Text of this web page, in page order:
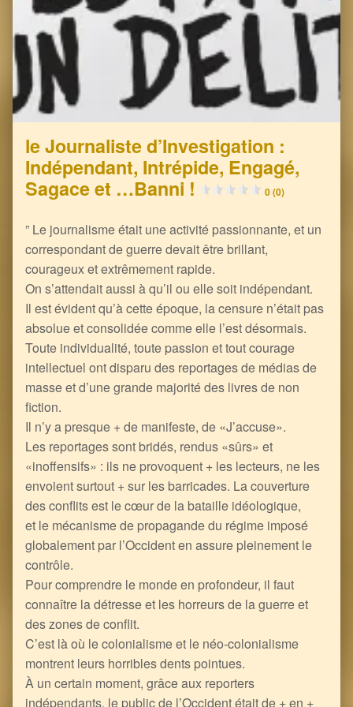
le Journaliste d’Investigation :
Indépendant, Intrépide, Engagé,
Sagace et …Banni !
0 (0)
” Le journalisme était une activité passionnante, et un
correspondant de guerre devait être brillant,
courageux et extrêmement rapide.
On s’attendait aussi à qu’il ou elle soit indépendant.
Il est évident qu’à cette époque, la censure n’était pas
absolue et consolidée comme elle l’est désormais.
Toute individualité, toute passion et tout courage
intellectuel ont disparu des reportages de médias de
masse et d’une grande majorité des livres de non
fiction.
Il n’y a presque + de manifeste, de «J’accuse».
Les reportages sont bridés, rendus «sûrs» et
«inoffensifs» : ils ne provoquent + les lecteurs, ne les
envoient surtout + sur les barricades. La couverture
des conflits est le cœur de la bataille idéologique,
et le mécanisme de propagande du régime imposé
globalement par l’Occident en assure pleinement le
contrôle.
Pour comprendre le monde en profondeur, il faut
connaître la détresse et les horreurs de la guerre et
des zones de conflit.
C’est là où le colonialisme et le néo-colonialisme
montrent leurs horribles dents pointues.
À un certain moment, grâce aux reporters
indépendants, le public de l’Occident était de + en +